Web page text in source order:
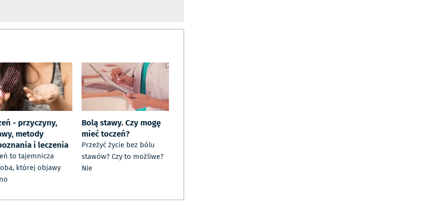
- przyczyny,
metody
i leczenia
to tajemnicza
której objawy
Bolą stawy. Czy mogę
mieć toczeń?
Przeżyć życie bez bólu
stawów? Czy to możliwe?
Nie